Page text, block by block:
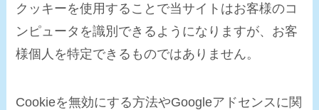
クッキーを使用することで当サイトはお客様のコ
ンピュータを識別できるようになりますが、お客
様個人を特定できるものではありません。
Cookieを無効にする方法やGoogleアドセンスに関